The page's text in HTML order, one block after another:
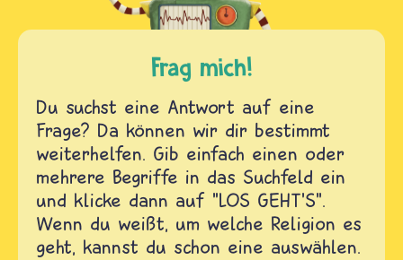
Frag mich!
Du suchst eine Antwort auf eine
Frage? Da können wir dir bestimmt
weiterhelfen. Gib einfach einen oder
mehrere Begriffe in das Suchfeld ein
und klicke dann auf "LOS GEHT'S".
Wenn du weißt, um welche Religion es
geht, kannst du schon eine auswählen.